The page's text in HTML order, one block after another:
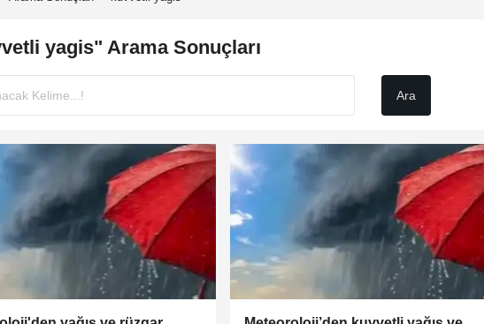
yagis" Arama Sonuçları